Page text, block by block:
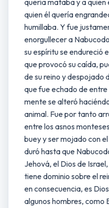
quería mataba y a quien
quien él quería
humillaba. Y fue
enorgullecer a
su espíritu se endureció
que provocó su caída,
de su reino y despojado
que fue echado de entre
mente se alteró
animal. Fue por tanto
entre los asnos
buey y ser mojado con
duró hasta que
Jehová, el Dios de
tiene dominio sobre el
en consecuencia, es
algunos hombres, como